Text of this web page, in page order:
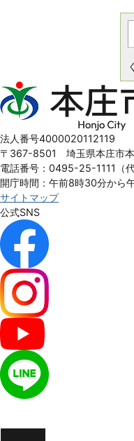
本
庄
Honjo
City
法人番号4000020112119
〒367-8501 埼玉県本庄市
電話番号：0495-25-1111（代
開庁時間：午前8時30分から
サイトマップ
公式SNS